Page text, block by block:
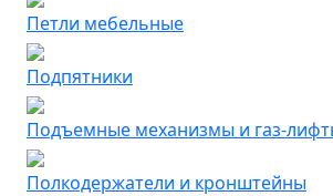
Петли мебельные
Подпятники
Подъемные механизмы и газ-
Полкодержатели и кронштейны